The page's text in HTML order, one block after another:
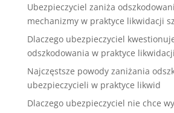
Ubezpieczyciel zaniża
mechanizmy w praktyce likwidacji
Dlaczego ubezpieczyciel
odszkodowania w praktyce likwidacji
Najczęstsze powody zaniżania
ubezpieczycieli w praktyce likwid
Dlaczego ubezpieczyciel nie chce